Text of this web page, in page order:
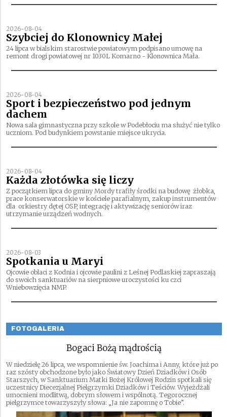
2026-08-04
Szybciej do Klonownicy Małej
24 lipca w bialskim starostwie powiatowym podpisano umowę na
remont drogi powiatowej nr 1030L Komarno - Klonownica Mała.
2026-08-04
Sport i bezpieczeństwo pod jednym
dachem
Nowa sala gimnastyczna przy szkole w Podebłociu ma służyć nie tylko
uczniom. Pod budynkiem powstanie miejsce ukrycia.
2026-08-04
Każda złotówka się liczy
Z początkiem lipca do gminy Mordy trafiły środki na budowę żłobka,
prace konserwatorskie w kościele parafialnym, zakup instrumentów
dla orkiestry dętej OSP, integrację i aktywizację seniorów iraz
utrzymanie urządzeń wodnych.
2026-08-03
Spotkania u Maryi
Ojcowie oblaci z Kodnia i ojcowie paulini z Leśnej Podlaskiej zapraszają
do swoich sanktuariów na sierpniowe uroczystości ku czci
Wniebowzięcia NMP.
FOTOGALERIA
Bogaci Bożą mądrością
W niedzielę 26 lipca, we wspomnienie św. Joachima i Anny, które już po
raz szósty obchodzone było jako Światowy Dzień Dziadków i Osób
Starszych, w Sanktuarium Matki Bożej Królowej Rodzin spotkali się
uczestnicy Diecezjalnej Pielgrzymki Dziadków i Teściów. Wyjeżdżali
umocnieni modlitwą, dobrym słowem i wspólnotą. Tegorocznej
pielgrzymce towarzyszyły słowa: „Ja nie zapomnę o Tobie”.